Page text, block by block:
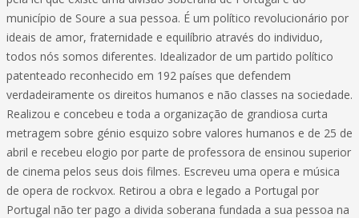
município de Soure a sua pessoa. É um político revolucionário por
ideais de amor, fraternidade e equilíbrio através do individuo,
todos nós somos diferentes. Idealizador de um partido político
patenteado reconhecido em 192 países que defendem
verdadeiramente os direitos humanos e não classes na sociedade.
Realizou e concebeu e toda a organização de grandiosa curta
metragem sobre génio esquizo sobre valores humanos e de 25 de
abril e recebeu elogio por parte de professora de ensinou superior
de cinema pelos seus dois filmes. Escreveu uma opera e música
de opera de rockvox. Retirou a obra e legado a Portugal por
Portugal não ter pago a divida soberana fundada a sua pessoa na